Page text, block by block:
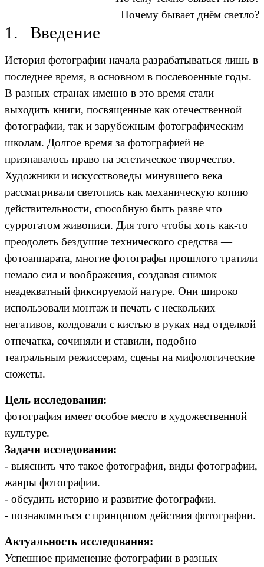
Почему бывает днём светло?
1. Введение
История фотографии начала разрабатываться лишь в
последнее время, в основном в послевоенные годы.
В разных странах именно в это время стали
выходить книги, посвященные как отечественной
фотографии, так и зарубежным фотографическим
школам. Долгое время за фотографией не
признавалось право на эстетическое творчество.
Художники и искусствоведы минувшего века
рассматривали светопись как механическую копию
действительности, способную быть разве что
суррогатом живописи. Для того чтобы хоть как-то
преодолеть бездушие технического средства —
фотоаппарата, многие фотографы прошлого тратили
немало сил и воображения, создавая снимок
неадекватный фиксируемой натуре. Они широко
использовали монтаж и печать с нескольких
негативов, колдовали с кистью в руках над отделкой
отпечатка, сочиняли и ставили, подобно
театральным режиссерам, сцены на мифологические
сюжеты.
Цель исследования:
фотография имеет особое место в художественной
культуре.
Задачи исследования:
- выяснить что такое фотография, виды фотографии,
жанры фотографии.
- обсудить историю и развитие фотографии.
- познакомиться с принципом действия фотографии.
Актуальность исследования:
Успешное применение фотографии в разных